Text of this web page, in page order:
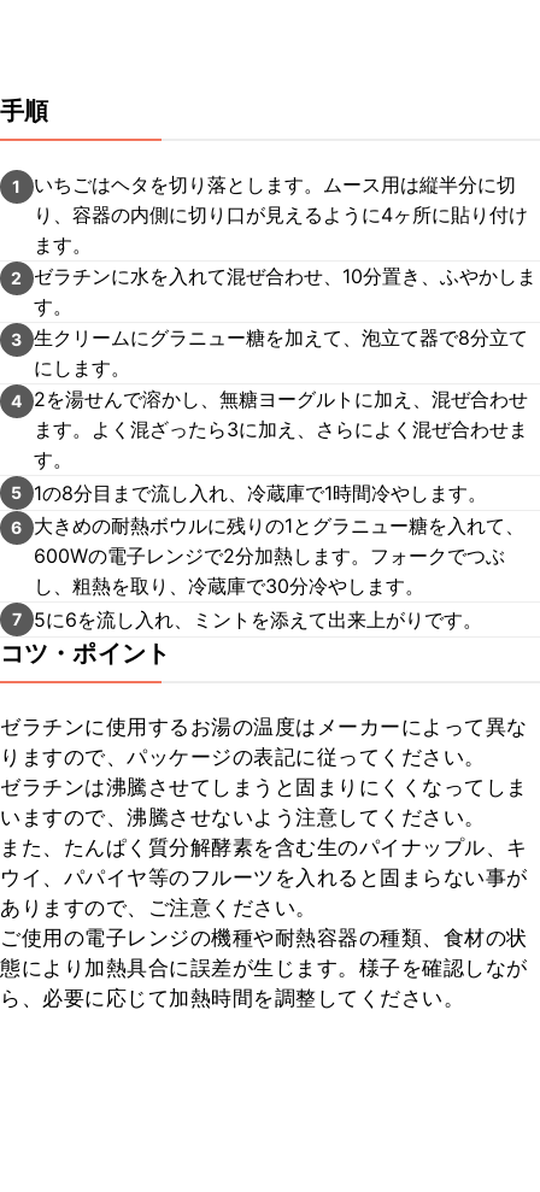
手順
1
いちごはヘタを切り落とします。ムース用は縦半分に切
り、容器の内側に切り口が見えるように4ヶ所に貼り付け
ます。
2
ゼラチンに水を入れて混ぜ合わせ、10分置き、ふやかしま
す。
3 生クリームにグラニュー糖を加えて、泡立て器で8分立て
にします。
4
2を湯せんで溶かし、無糖ヨーグルトに加え、混ぜ合わせ
ます。よく混ざったら3に加え、さらによく混ぜ合わせま
す。
5 1の8分目まで流し入れ、冷蔵庫で1時間冷やします。
6
大きめの耐熱ボウルに残りの1とグラニュー糖を入れて、
600Wの電子レンジで2分加熱します。フォークでつぶ
し、粗熱を取り、冷蔵庫で30分冷やします。
7 5に6を流し入れ、ミントを添えて出来上がりです。
コツ・ポイント
ゼラチンに使用するお湯の温度はメーカーによって異な
りますので、パッケージの表記に従ってください。
ゼラチンは沸騰させてしまうと固まりにくくなってしま
いますので、沸騰させないよう注意してください。
また、たんぱく質分解酵素を含む生のパイナップル、キ
ウイ、パパイヤ等のフルーツを入れると固まらない事が
ありますので、ご注意ください。
ご使用の電子レンジの機種や耐熱容器の種類、食材の状
態により加熱具合に誤差が生じます。様子を確認しなが
ら、必要に応じて加熱時間を調整してください。